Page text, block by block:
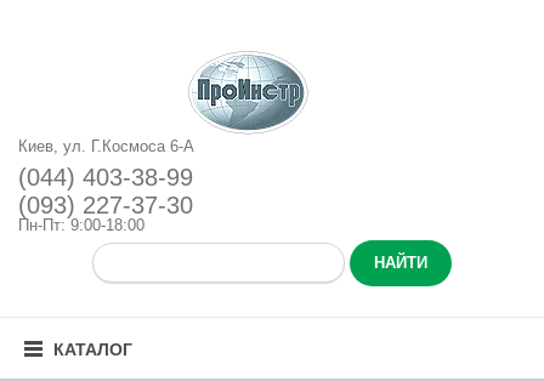
Киев, ул. Г.Космоса 6-А
(044) 403-38-99
(093) 227-37-30
Пн-Пт: 9:00-18:00
КАТАЛОГ